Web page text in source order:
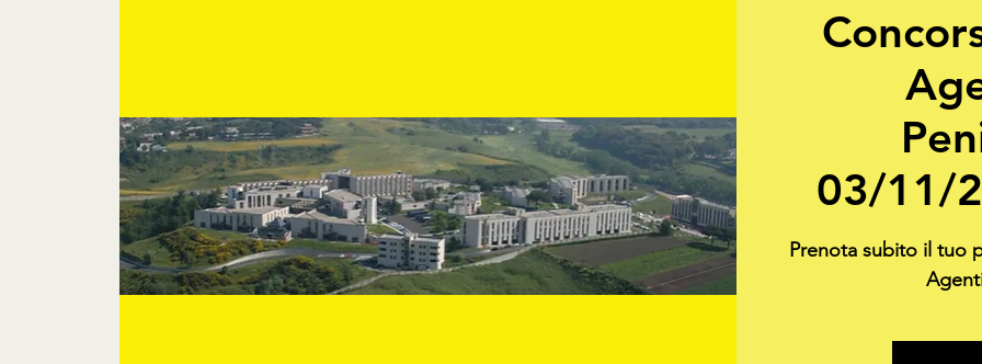
03/11/
Prenota subito il tuo